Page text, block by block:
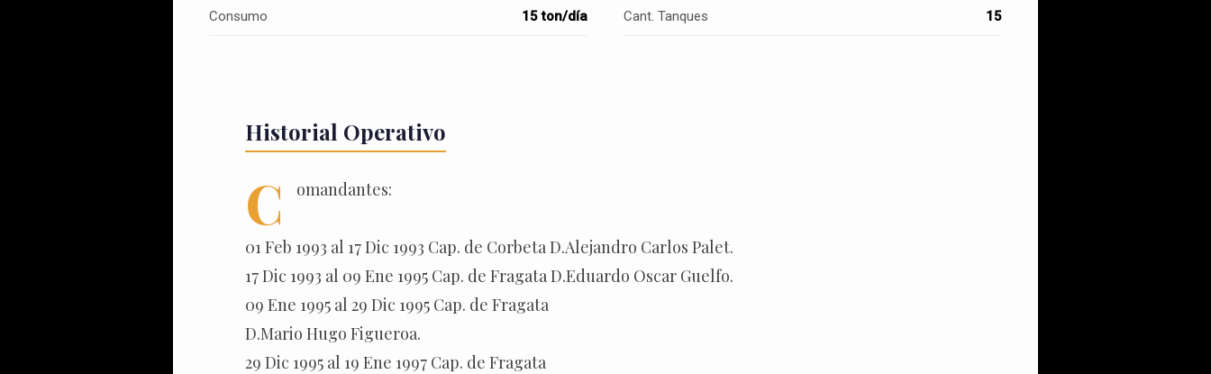
Consumo 15 ton/día Cant. Tanques 15
Historial Operativo
C omandantes:
01 Feb 1993 al 17 Dic 1993 Cap. de Corbeta D.Alejandro Carlos Palet.
17 Dic 1993 al 09 Ene 1995 Cap. de Fragata D.Eduardo Oscar Guelfo.
09 Ene 1995 al 29 Dic 1995 Cap. de Fragata
D.Mario Hugo Figueroa.
29 Dic 1995 al 19 Ene 1997 Cap. de Fragata